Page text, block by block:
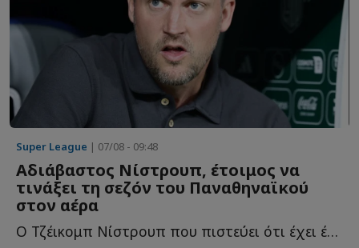
Super League | 07/08 - 09:48
Αδιάβαστος Νίστρουπ, έτοιμος να
τινάξει τη σεζόν του Παναθηναϊκού
στον αέρα
Ο Τζέικομπ Νίστρουπ που πιστεύει ότι έχει έρθει στη Βίμποργκ, η...